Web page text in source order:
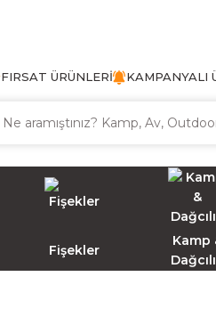
FIRSAT ÜRÜNLERİ KAMPANYALI
Fişekler
Kamp